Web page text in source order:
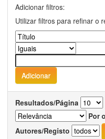
Adicionar filtros:
Utilizar filtros para refinar o
Resultados/Página
Por
Autores/Registo